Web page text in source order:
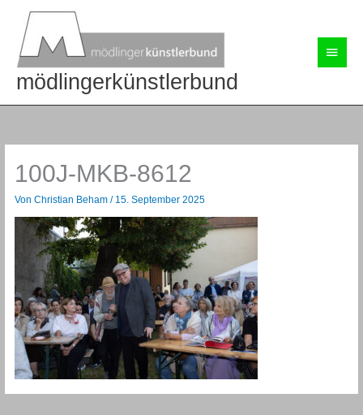
springen
mödlingerkünstlerbund
100J-MKB-8612
VonChristian Beham/ 15. September 2025